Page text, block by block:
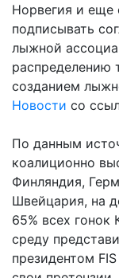
Норвегия и еще
подписывать
лыжной
распределению
созданием
Новости со
По данным
коалиционно
Финляндия,
Швейцария, на
65% всех гонок
среду
президентом FIS